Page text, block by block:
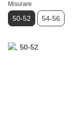
Misurare
50-52 54-56